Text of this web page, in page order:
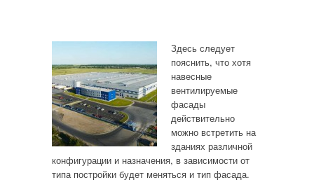
Здесь следует
пояснить, что хотя
навесные
вентилируемые
фасады
действительно
можно встретить на
зданиях различной
конфигурации и назначения, в зависимости от
типа постройки будет меняться и тип фасада.